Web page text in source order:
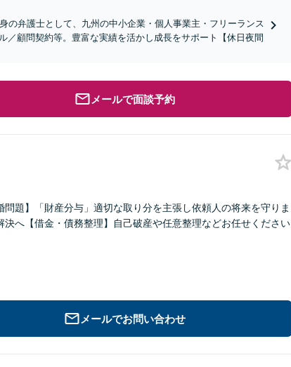
の弁護士として、九州の中小企業・個人事業主・フリーランス
／顧問契約等。豊富な実績を活かし成長をサポート【休日夜間
メールで面談予約
題】「財産分与」適切な取り分を主張し依頼人の将来を守りま
へ【借金・債務整理】自己破産や任意整理などお任せください
メールでお問い合わせ